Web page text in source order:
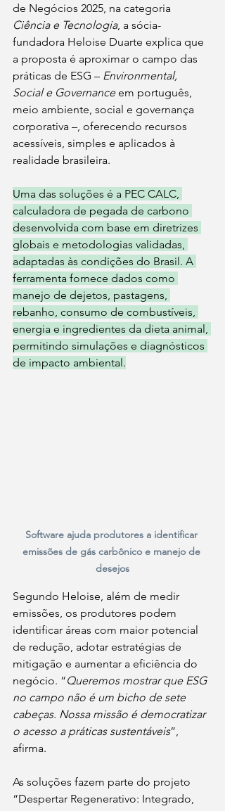
de Negócios 2025, na categoria
Ciência e Tecnologia, a sócia-
fundadora Heloise Duarte explica que
a proposta é aproximar o campo das
práticas de ESG – Environmental,
Social e Governance em português,
meio ambiente, social e governança
corporativa –, oferecendo recursos
acessíveis, simples e aplicados à
realidade brasileira.
Uma das soluções é a PEC CALC,
calculadora de pegada de carbono
desenvolvida com base em diretrizes
globais e metodologias validadas,
adaptadas às condições do Brasil. A
ferramenta fornece dados como
manejo de dejetos, pastagens,
rebanho, consumo de combustíveis,
energia e ingredientes da dieta animal,
permitindo simulações e diagnósticos
de impacto ambiental.
Software ajuda produtores a identificar
emissões de gás carbônico e manejo de
desejos
Segundo Heloise, além de medir
emissões, os produtores podem
identificar áreas com maior potencial
de redução, adotar estratégias de
mitigação e aumentar a eficiência do
negócio. “Queremos mostrar que ESG
no campo não é um bicho de sete
cabeças. Nossa missão é democratizar
o acesso a práticas sustentáveis”,
afirma.
As soluções fazem parte do projeto
“Despertar Regenerativo: Integrado,